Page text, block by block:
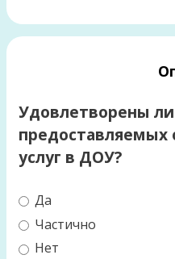
Удовлетворены
предоставляемых
услуг в ДОУ?
Да
Частично
Нет